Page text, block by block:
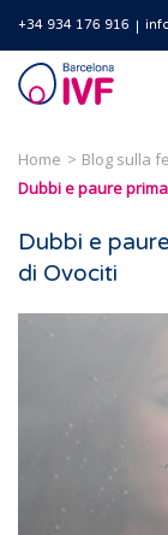
+34 934 176 916
Barcelona
IVF
Home Blog sulla
Dubbi e paure
Dubbi e
di Ovociti